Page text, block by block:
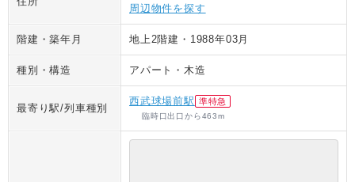
周辺物件を探す
階建・築年月 地上2階建 ・ 1988年03月
種別・構造 アパート ・ 木造
最寄り駅/列車種別
西武球場前駅 準特急
臨時口出口から463m